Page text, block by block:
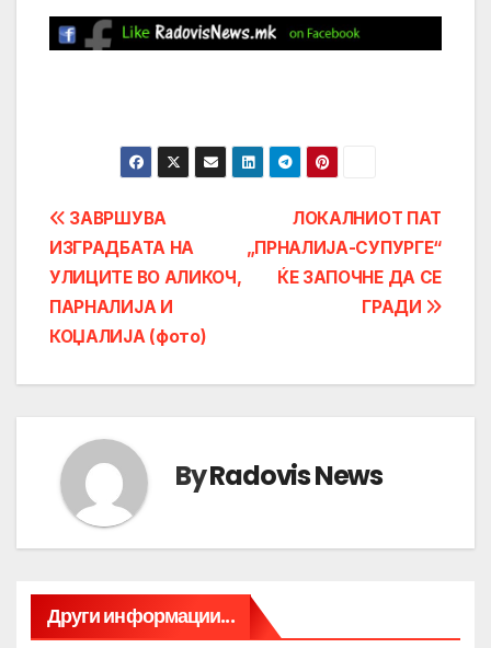
Post
navigation
ЛОКАЛНИОТ ПАТ
„ПРНАЛИЈА-СУПУРГЕ“
ЌЕ ЗАПОЧНЕ ДА СЕ
ГРАДИ
ЗАВРШУВА
ИЗГРАДБАТА НА
УЛИЦИТЕ ВО АЛИКОЧ,
ПАРНАЛИЈА И
КОЏАЛИЈА (фото)
ByRadovis News
Други информации...